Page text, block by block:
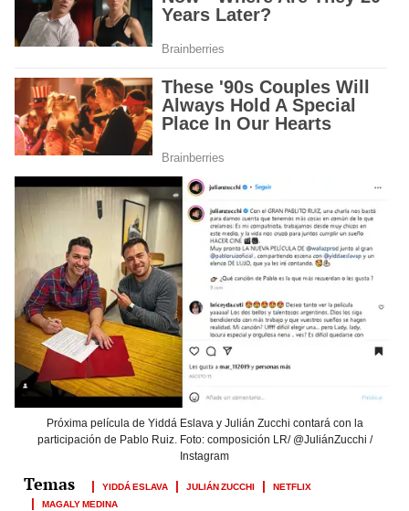
Próxima película de Yiddá Eslava y Julián Zucchi contará con la
participación de Pablo Ruiz. Foto: composición LR/ @JuliánZucchi /
Instagram
YIDDÁ ESLAVA JULIÁN ZUCCHI
NETFLIX
MAGALY MEDINA